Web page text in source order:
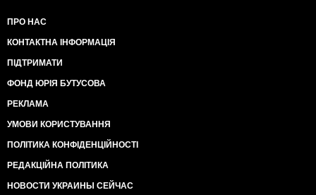
ПРО НАС
КОНТАКТНА ІНФОРМАЦІЯ
ПІДТРИМАТИ
ФОНД ЮРІЯ БУТУСОВА
РЕКЛАМА
УМОВИ КОРИСТУВАННЯ
ПОЛІТИКА КОНФІДЕНЦІЙНОСТІ
РЕДАКЦІЙНА ПОЛІТИКА
НОВОСТИ УКРАИНЫ СЕЙЧАС